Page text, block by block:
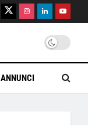
ANNUNCI